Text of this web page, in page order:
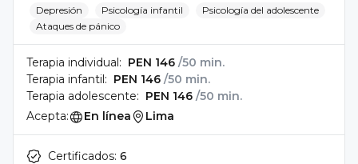
Depresión Psicología infantil
Psicología del adolescente
Ataques de pánico
Terapia individual: PEN 146 /50 min.
Terapia infantil: PEN 146 /50 min.
Terapia adolescente: PEN 146 /50 min.
Acepta:
En línea Lima
Certificados: 6